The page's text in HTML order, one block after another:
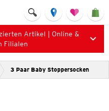
Artikel | Online &
Filialen
3 Paar Baby Stoppersocken